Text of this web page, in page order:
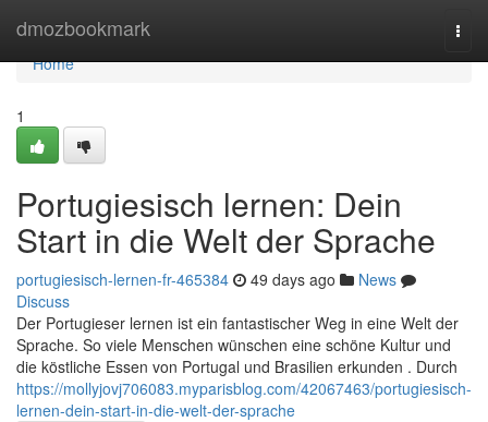
dmozbookmark
Home
Home
1
Portugiesisch lernen: Dein
Start in die Welt der Sprache
portugiesisch-lernen-fr-465384 49 days ago
News
Discuss
Der Portugieser lernen ist ein fantastischer Weg in eine Welt der
Sprache. So viele Menschen wünschen eine schöne Kultur und
die köstliche Essen von Portugal und Brasilien erkunden . Durch
https://mollyjovj706083.myparisblog.com/42067463/portugiesisch-
lernen-dein-start-in-die-welt-der-sprache